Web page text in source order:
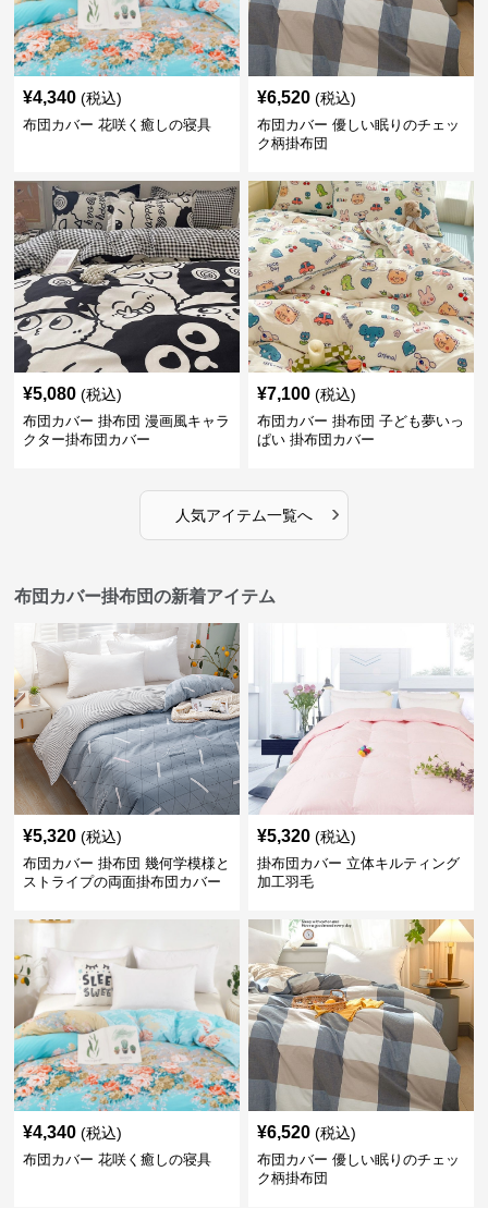
¥4,340 (税込)
布団カバー 花咲く癒しの寝具
¥6,520 (税込)
布団カバー 優しい眠りのチェッ
ク柄掛布団
¥5,080 (税込)
布団カバー 掛布団 漫画風キャラ
クター掛布団カバー
¥7,100 (税込)
布団カバー 掛布団 子ども夢いっ
ぱい 掛布団カバー
人気アイテム一覧へ ›
布団カバー掛布団の新着アイテム
¥5,320 (税込)
布団カバー 掛布団 幾何学模様と
ストライプの両面掛布団カバー
¥5,320 (税込)
掛布団カバー 立体キルティング
加工羽毛
¥4,340 (税込)
布団カバー 花咲く癒しの寝具
¥6,520 (税込)
布団カバー 優しい眠りのチェッ
ク柄掛布団